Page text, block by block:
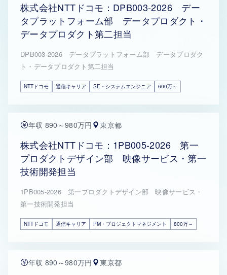
株式会社NTTドコモ：DPB003-2026 デー
タプラットフォーム部 データプロダクト・
データプロダクト第二担当
DPB003-2026 データプラットフォーム部 データプロダク
ト・データプロダクト第二担当
NTTドコモ 通信キャリア SE・システムエンジニア 600万～
年収 890～980万円 東京都
株式会社NTTドコモ：1PB005-2026 第一
プロダクトデザイン部 映像サービス・第一
技術開発担当
1PB005-2026 第一プロダクトデザイン部 映像サービス・
第一技術開発担当
NTTドコモ 通信キャリア PM・プロジェクトマネジメント 800万～
年収 890～980万円 東京都